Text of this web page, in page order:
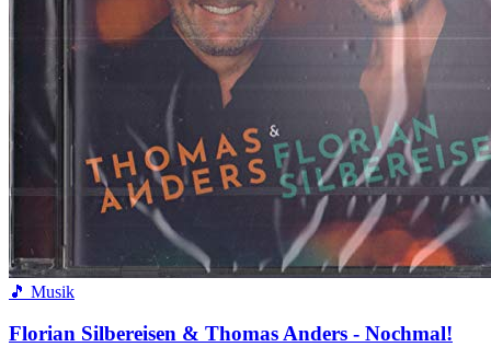
🎵 Musik
Florian Silbereisen & Thomas Anders - Nochmal!